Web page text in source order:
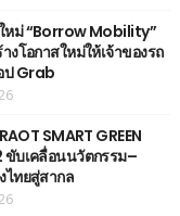
หม่ “Borrow Mobility”
โอกาสใหม่ให้เจ้าของรถ
ป Grab
SMART GREEN
ขับเคลื่อนนวัตกรรม–
ไทยสู่สากล